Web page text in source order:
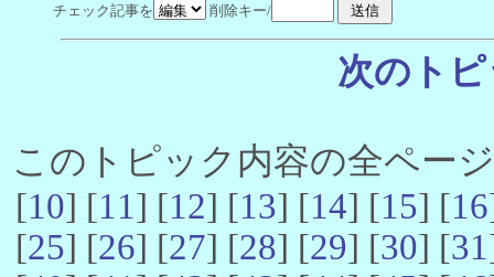
チェック記事を 削除キー/
次のト
このトピック内容の全ペー
[10] [11] [12] [13] [14] [15] [16
[25] [26] [27] [28] [29] [30] [31